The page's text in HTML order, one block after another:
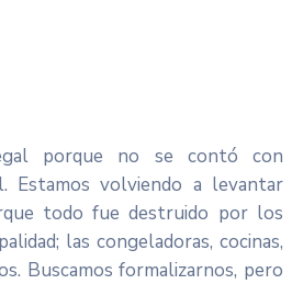
porque no se contó con
Estamos volviendo a levantar
todo fue destruido por los
las congeladoras, cocinas,
Buscamos formalizarnos, pero